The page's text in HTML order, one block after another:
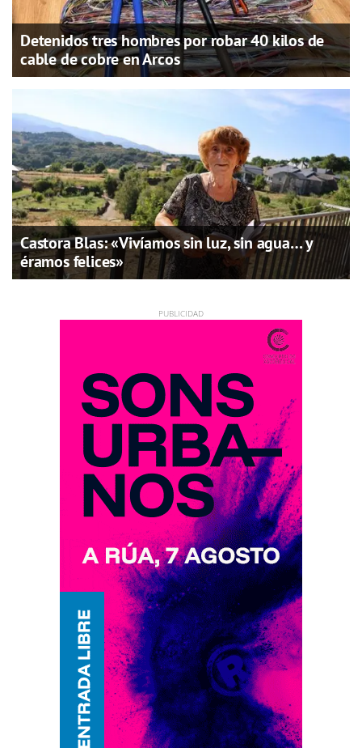
Detenidos tres hombres por robar 40 kilos de
cable de cobre en Arcos
Castora Blas: «Vivíamos sin luz, sin agua… y
éramos felices»